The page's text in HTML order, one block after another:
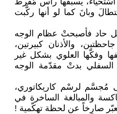
وبانَ كما لو أنها ركَّبت
حاد فأصبحتْ عظام الوجه
والأذنان كبيرتين،
وفكّها العلوي بشكل غير
بدتْ مقدّمة الوجه
مُجسَّم لرسْم كاريكاتوري،
والمبالغة الساخرة في
صارِخاً عن لحظة تهكّمية !